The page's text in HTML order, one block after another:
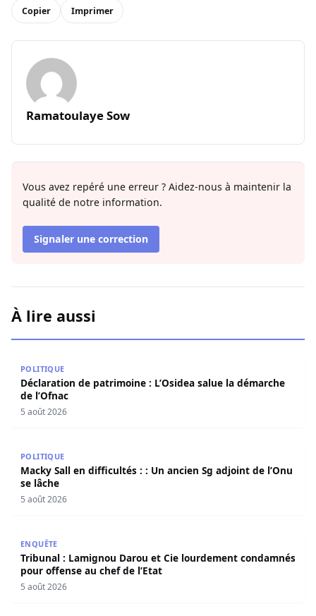
Copier Imprimer
Ramatoulaye Sow
Vous avez repéré une erreur ? Aidez-nous à maintenir la
qualité de notre information.
Signaler une correction
À lire aussi
POLITIQUE
Déclaration de patrimoine : L’Osidea salue la démarche
de l’Ofnac
5 août 2026
POLITIQUE
Macky Sall en difficultés : : Un ancien Sg adjoint de l’Onu
se lâche
5 août 2026
ENQUÊTE
Tribunal : Lamignou Darou et Cie lourdement condamnés
pour offense au chef de l’Etat
5 août 2026